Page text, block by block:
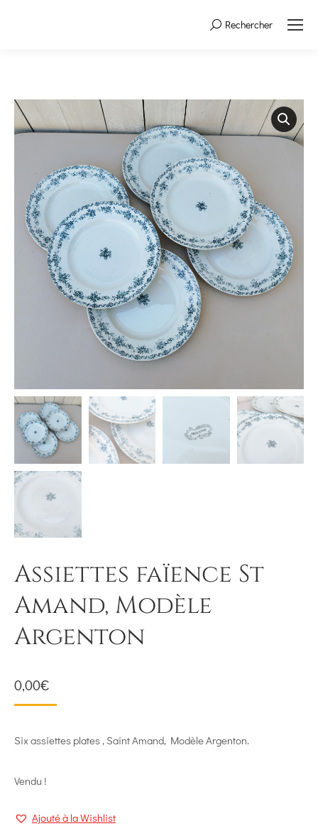
Search:Rechercher
Assiettes faïence St
Amand, Modèle
Argenton
0,00€
Six assiettes plates , Saint Amand, Modèle Argenton.
Vendu !
Ajouté à la Wishlist